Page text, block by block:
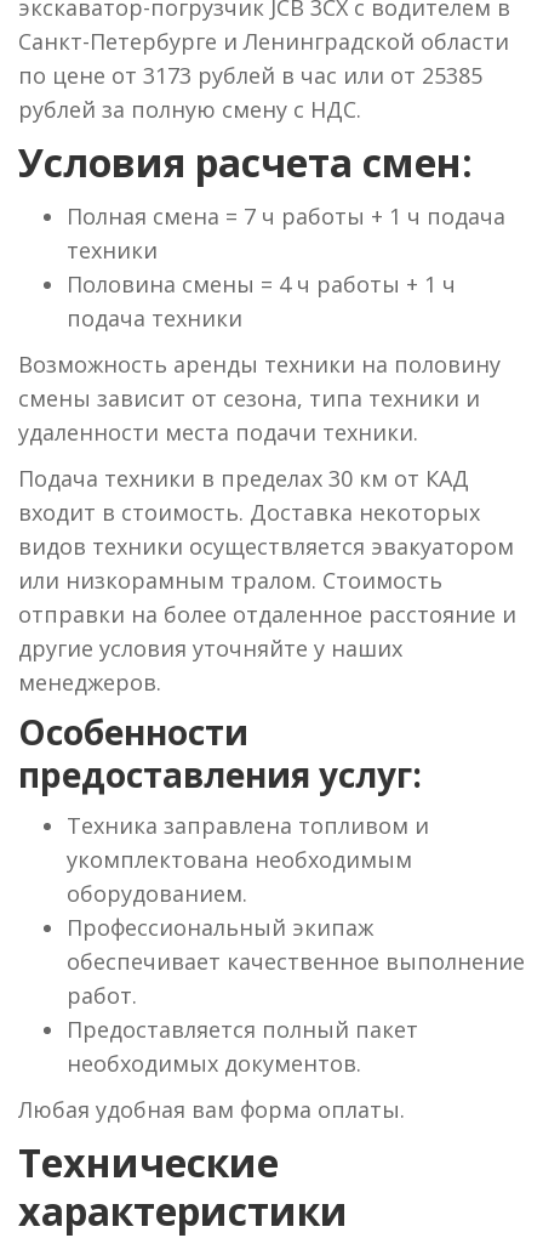
экскаватор-погрузчик JCB 3CX с водителем в
Санкт-Петербурге и Ленинградской области
по цене от 3173 рублей в час или от 25385
рублей за полную смену с НДС.
Условия расчета смен:
Полная смена = 7 ч работы + 1 ч подача
техники
Половина смены = 4 ч работы + 1 ч
подача техники
Возможность аренды техники на половину
смены зависит от сезона, типа техники и
удаленности места подачи техники.
Подача техники в пределах 30 км от КАД
входит в стоимость. Доставка некоторых
видов техники осуществляется эвакуатором
или низкорамным тралом. Стоимость
отправки на более отдаленное расстояние и
другие условия уточняйте у наших
менеджеров.
Особенности
предоставления услуг:
Техника заправлена топливом и
укомплектована необходимым
оборудованием.
Профессиональный экипаж
обеспечивает качественное выполнение
работ.
Предоставляется полный пакет
необходимых документов.
Любая удобная вам форма оплаты.
Технические
характеристики